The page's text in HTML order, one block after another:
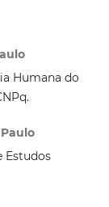
Humana do
Estudos